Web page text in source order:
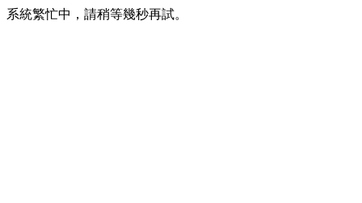
系統繁忙中，請稍等幾秒再試。